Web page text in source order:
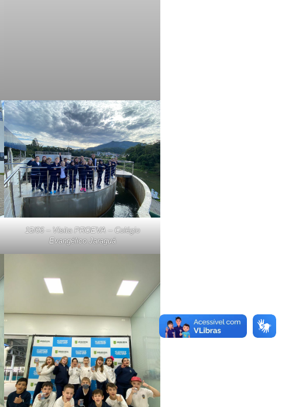
15/06 – Visita PROEVA – Colégio
Evangélico Jaraguá